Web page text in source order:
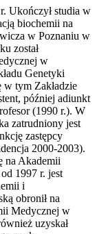
Ukończył studia w
biochemii na
w Poznaniu w
został
w
Genetyki
w tym Zakładzie
później adiunkt
(1990 r.). W
zatrudniony jest
zastępcy
2000-2003).
na Akademii
1997 r. jest
i
obronił na
Medycznej w
uzyskał